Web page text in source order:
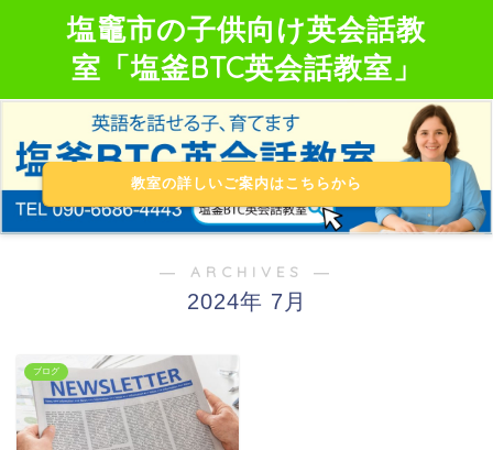
塩竈市の子供向け英会話教
室「塩釜BTC英会話教室」
教室の詳しいご案内はこちらから
― ARCHIVES ―
2024年 7月
ブログ